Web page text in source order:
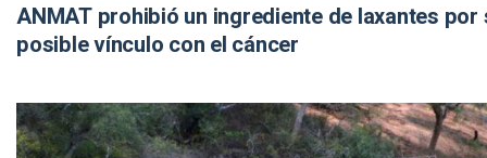
ANMAT prohibió un ingrediente de laxantes por
posible vínculo con el cáncer